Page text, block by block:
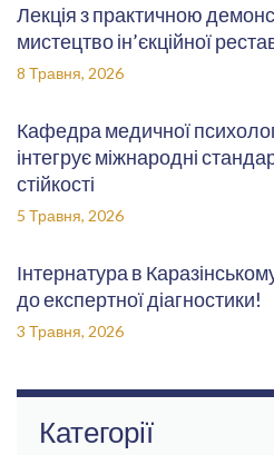
Лекція з практичною
мистецтво ін’єкційної
8 Травня, 2026
Кафедра медичної
інтегрує міжнародні
стійкості
5 Травня, 2026
Інтернатура в
до експертної діагностики!
3 Травня, 2026
Категорії